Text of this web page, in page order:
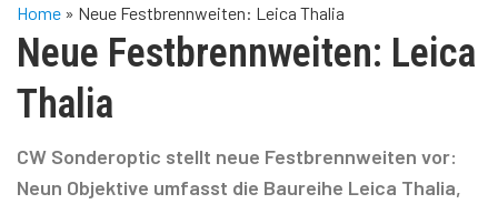
Home » Neue Festbrennweiten: Leica Thalia
Neue Festbrennweiten: Leica
Thalia
CW Sonderoptic stellt neue Festbrennweiten vor:
Neun Objektive umfasst die Baureihe Leica Thalia,